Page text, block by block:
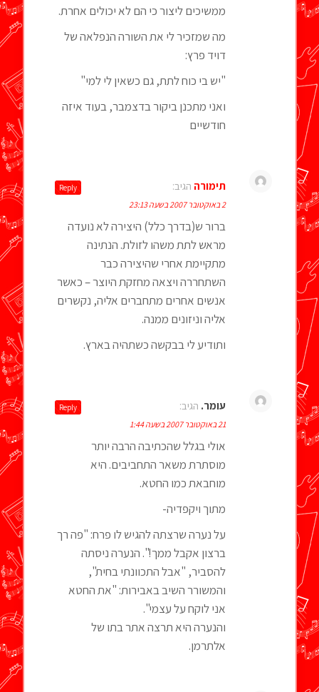
ממשיכים ליצור כי הם לא יכולים אחרת.
מה שמזכיר לי את השורה הנפלאה של
דויד פרץ:
"יש בי כוח לתת, גם כשאין לי למי"
ואני מתכנן ביקור בדצמבר, בעוד איזה
חודשיים
תימורה הגיב:
2 באוקטובר 2007 בשעה 23:13
ברור ש(בדרך כלל) היצירה לא נועדה
מראש לתת משהו לזולת. הנתינה
מתקיימת אחרי שהיצירה כבר
השתחררה ויצאה מחזקת היוצר – כאשר
אנשים אחרים מתחברים אליה, נקשרים
אליה וניזונים ממנה.
ותודיע לי בבקשה כשתהיה בארץ.
Reply
עומר. הגיב:
21 באוקטובר 2007 בשעה 1:44
אולי בגלל שהכתיבה הרבה יותר
מוסתרת משאר התחביבים. היא
מוחבאת כמו החטא.
מתוך ויקפדיה-
על נערה שרצתה להגיש לו פרח: "פה רך
ברצון אקבל ממך!". הנערה ניסתה
להסביר, "אבל התכוונתי בחית",
והמשורר השיב באבירות: "את החטא
אני לוקח על עצמי".
והנערה היא תרצה אתר בתו של
אלתרמן.
Reply